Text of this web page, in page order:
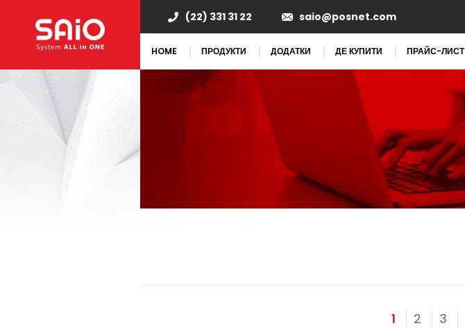
(22) 331 31 22 saio@posnet.com
HOME ПРОДУКТИ ДОДАТКИ ДЕ КУПИТИ ПРАЙС-ЛИСТ
1 2 3